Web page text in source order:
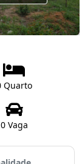
Quarto
0 Vaga